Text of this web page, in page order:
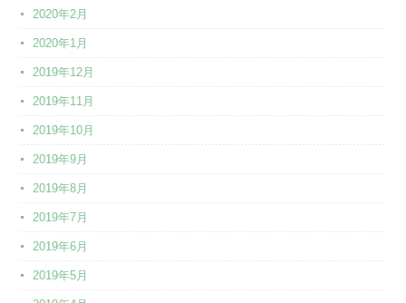
2020年2月
2020年1月
2019年12月
2019年11月
2019年10月
2019年9月
2019年8月
2019年7月
2019年6月
2019年5月